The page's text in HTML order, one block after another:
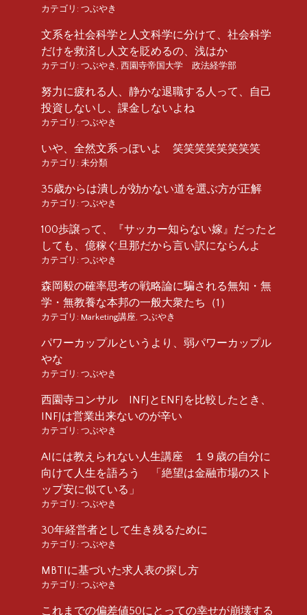
カテゴリ: つぶやき
文系を社会科学と人文科学に分けて、社会科学
だけを救済し人文を貶めるの、浅はか
カテゴリ: つぶやき 西園寺帝国大学 政法経学部
努力に疲れる人、静かな退職する人って、自己
投資しないし、課金しないよね
カテゴリ: つぶやき
いや、全然文系っぽいよ 笑笑笑笑笑笑笑笑
カテゴリ: 未分類
35歳からは潰しが効かない道を選ぶ方が正解
カテゴリ: つぶやき
100歩譲って、『サッカー知らない嫁』だったと
しても、億稼ぐ旦那だから言い訳にならんよ
カテゴリ: つぶやき
森岡毅の確率思考の戦略論に騙される無知・無
学・無教養な本邦の一般大衆たち（1）
カテゴリ: Marketing講座 つぶやき
パワーカップルというより、弱パワーカップル
やな
カテゴリ: つぶやき
西園寺コンサル INFJとENFJを比較したとき、
INFJは営業出来ないのが辛い
カテゴリ: つぶやき
AIには教えられない人生講座 １９歳の自分に
向けて人生を語ろう 「絶望は金融市場のスト
ップ安に似ている」
カテゴリ: つぶやき
30年経営者として生き残るために
カテゴリ: つぶやき
MBTIに基づいた求人表の探し方
カテゴリ: つぶやき
これまでの偏差値50にとっての幸せが崩壊する